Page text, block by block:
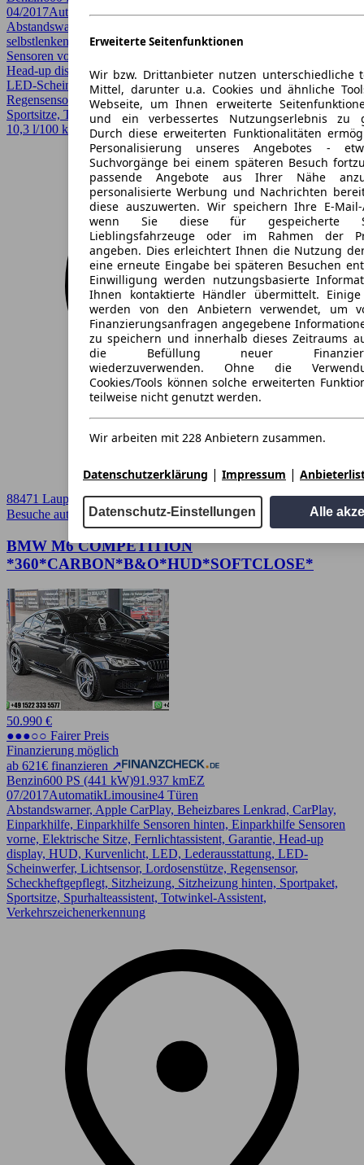
Erweiterte Seitenfunktionen
Wir bzw. Drittanbieter nutzen unterschiedliche
Mittel, darunter u.a. Cookies und ähnliche
Webseite, um Ihnen erweiterte
und ein verbessertes Nutzungserlebnis zu
Durch diese erweiterten Funktionalitäten
Personalisierung unseres Angebotes -
Suchvorgänge bei einem späteren Besuch
passende Angebote aus Ihrer Nähe
personalisierte Werbung und Nachrichten
diese auszuwerten. Wir speichern Ihre E-Mail-
wenn Sie diese für gespeicherte
Lieblingsfahrzeuge oder im Rahmen der
angeben. Dies erleichtert Ihnen die Nutzung
eine erneute Eingabe bei späteren Besuchen
Einwilligung werden nutzungsbasierte
Ihnen kontaktierte Händler übermittelt. Einige
werden von den Anbietern verwendet, um
Finanzierungsanfragen angegebene
zu speichern und innerhalb dieses Zeitraums
die Befüllung neuer
wiederzuverwenden. Ohne die
Cookies/Tools können solche erweiterten
teilweise nicht genutzt werden.
Wir arbeiten mit 228 Anbietern zusammen.
Datenschutzerklärung | Impressum |
Datenschutz-Einstellungen Alle
04/2017AutomatikLimousine4 Türen
Abstandswarner, Beheizbares Lenkrad, Einparkhilfe, Einparkhilfe
selbstlenkendes System, Einparkhilfe Sensoren hinten, Einparkhilfe
Sensoren vorne, Elektrische Sitze, Fernlichtassistent, Garantie,
Head-up display, HU/AU neu, Kurvenlicht, LED, Lederausstattung,
LED-Scheinwerfer, Lichtsensor, Lordosenstütze, Massagesitze,
Regensensor, Scheckheftgepflegt, Sitzheizung, Sportpaket,
Sportsitze, Totwinkel-Assistent, Verkehrszeichenerkennung
10,3 l/100 km (komb.)*
88471 Laupheim
Besuche autoscout24.de➚
BMW M6 COMPETITION
*360*CARBON*B&O*HUD*SOFTCLOSE*
50.990 €
●●●○○ Fairer Preis
Finanzierung möglich
ab 621€ finanzieren ↗
Benzin600 PS (441 kW)91.937 kmEZ
07/2017AutomatikLimousine4 Türen
Abstandswarner, Apple CarPlay, Beheizbares Lenkrad, CarPlay,
Einparkhilfe, Einparkhilfe Sensoren hinten, Einparkhilfe Sensoren
vorne, Elektrische Sitze, Fernlichtassistent, Garantie, Head-up
display, HUD, Kurvenlicht, LED, Lederausstattung, LED-
Scheinwerfer, Lichtsensor, Lordosenstütze, Regensensor,
Scheckheftgepflegt, Sitzheizung, Sitzheizung hinten, Sportpaket,
Sportsitze, Spurhalteassistent, Totwinkel-Assistent,
Verkehrszeichenerkennung